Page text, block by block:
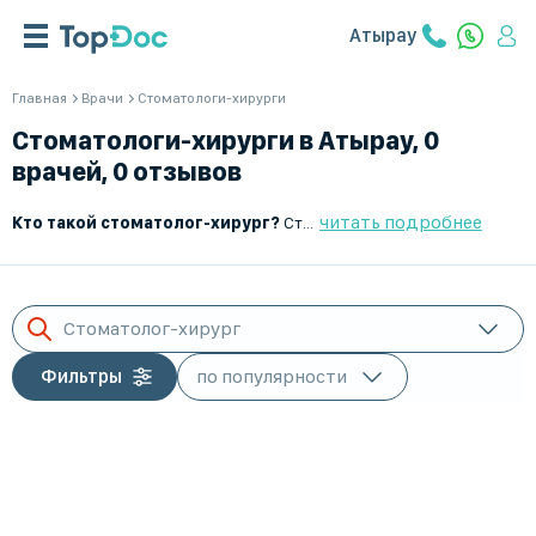
Атырау
Главная Врачи Стоматологи-хирурги
Стоматологи-хирурги в Атырау, 0
врачей, 0 отзывов
Кто такой стоматолог-хирург?Стоматолог-хирург — это врач, специализирующийся на хирургическом лечении заболеваний зубов, десен и челюстно-лицевой области. Он выполняет удаление зубов, проводит операции по имплантации, лечит воспалительные процессы и травмы, а также занимается восстановлением тканей ротовой полости. читать подробнее
Стоматолог-хирург
Фильтры